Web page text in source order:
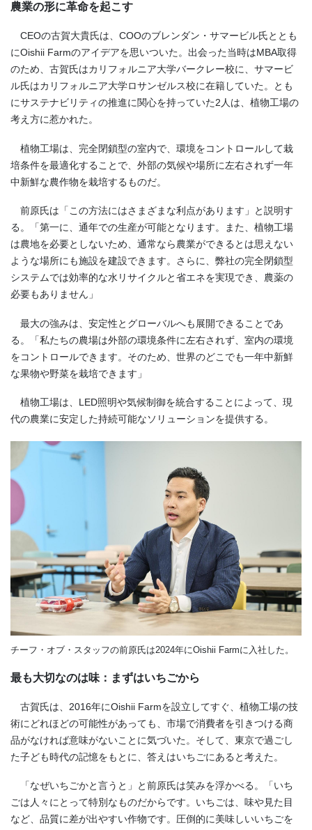
農業の形に革命を起こす
CEOの古賀大貴氏は、COOのブレンダン・サマービル氏ととも
にOishii Farmのアイデアを思いついた。出会った当時はMBA取得
のため、古賀氏はカリフォルニア大学バークレー校に、サマービ
ル氏はカリフォルニア大学ロサンゼルス校に在籍していた。とも
にサステナビリティの推進に関心を持っていた2人は、植物工場の
考え方に惹かれた。
植物工場は、完全閉鎖型の室内で、環境をコントロールして栽
培条件を最適化することで、外部の気候や場所に左右されず一年
中新鮮な農作物を栽培するものだ。
前原氏は「この方法にはさまざまな利点があります」と説明す
る。「第一に、通年での生産が可能となります。また、植物工場
は農地を必要としないため、通常なら農業ができるとは思えない
ような場所にも施設を建設できます。さらに、弊社の完全閉鎖型
システムでは効率的な水リサイクルと省エネを実現でき、農薬の
必要もありません」
最大の強みは、安定性とグローバルへも展開できることであ
る。「私たちの農場は外部の環境条件に左右されず、室内の環境
をコントロールできます。そのため、世界のどこでも一年中新鮮
な果物や野菜を栽培できます」
植物工場は、LED照明や気候制御を統合することによって、現
代の農業に安定した持続可能なソリューションを提供する。
チーフ・オブ・スタッフの前原氏は2024年にOishii Farmに入社した。
最も大切なのは味：まずはいちごから
古賀氏は、2016年にOishii Farmを設立してすぐ、植物工場の技
術にどれほどの可能性があっても、市場で消費者を引きつける商
品がなければ意味がないことに気づいた。そして、東京で過ごし
た子ども時代の記憶をもとに、答えはいちごにあると考えた。
「なぜいちごかと言うと」と前原氏は笑みを浮かべる。「いち
ごは人々にとって特別なものだからです。いちごは、味や見た目
など、品質に差が出やすい作物です。圧倒的に美味しいいちごを